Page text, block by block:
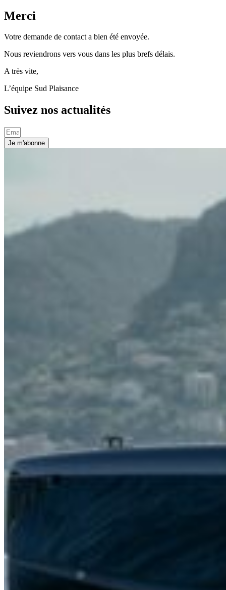
Merci
Votre demande de contact a bien été envoyée.
Nous reviendrons vers vous dans les plus brefs délais.
A très vite,
L’équipe Sud Plaisance
Suivez nos actualités
Je m'abonne